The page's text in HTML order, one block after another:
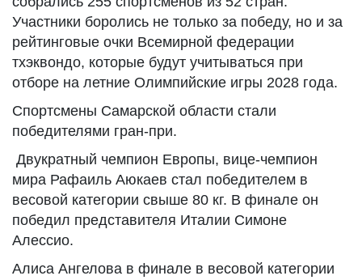
Участники боролись не только за победу, но и за
рейтинговые очки Всемирной федерации
тхэквондо, которые будут учитываться при
отборе на летние Олимпийские игры 2028 года.
Спортсмены Самарской области стали
победителями гран-при.
Двукратный чемпион Европы, вице‑чемпион
мира Рафаиль Аюкаев стал победителем в
весовой категории свыше 80 кг. В финале он
победил представителя Италии Симоне
Алессио.
Алиса Ангелова в финале в весовой категории